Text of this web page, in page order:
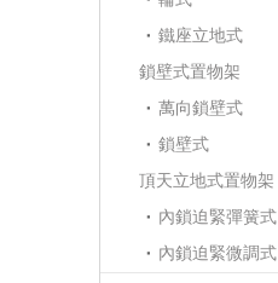
鐵座立地式
鎖壁式置物架
萬向鎖壁式
鎖壁式
頂天立地式置物架
內鎖迫緊彈簧式
內鎖迫緊微調式